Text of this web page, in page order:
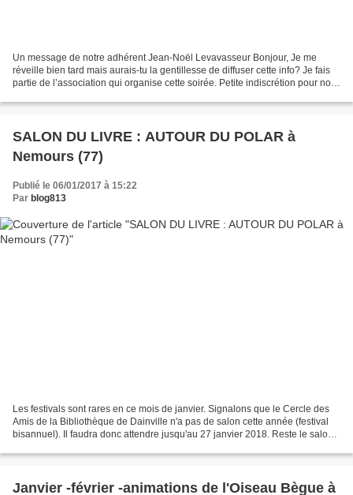
Un message de notre adhérent Jean-Noël Levavasseur Bonjour, Je me
réveille bien tard mais aurais-tu la gentillesse de diffuser cette info? Je fais
partie de l’association qui organise cette soirée. Petite indiscrétion pour nos
SALON DU LIVRE : AUTOUR DU POLAR à
Nemours (77)
Publié le 06/01/2017 à 15:22
Par blog813
Les festivals sont rares en ce mois de janvier. Signalons que le Cercle des
Amis de la Bibliothèque de Dainville n'a pas de salon cette année (festival
bisannuel). Il faudra donc attendre jusqu'au 27 janvier 2018. Reste le salon
Janvier -février -animations de l'Oiseau Bègue à